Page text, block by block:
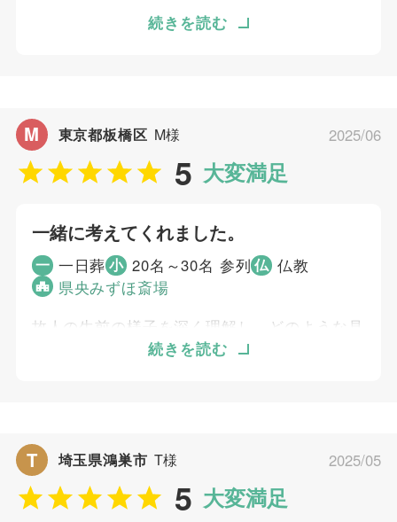
打ち合わせの対応
川口 貴菜
フォローの良さ、そして納得いく価格表示で納
の演出やフォローをしてもらえるので、むすび
すさんをおすすめします。
お問い合わせ対応
事前相談 5
お迎え対応
打ち合わせの対応 5
ご葬儀当日の対応
高野 孝徳
続きを読む
5 大変満足
M 東京都板橋区 M様 2025/06
一緒に考えてくれました。
一 一日葬小 20名～30名 参列仏 仏教
県央みずほ斎場
故人の生前の様子を深く理解し、どのような見
送りが最適かを一緒に考えてくれました。
お問い合わせ対応
事前相談
お迎え対応
続きを読む
5 大変満足
T 埼玉県鴻巣市 T様 2025/05